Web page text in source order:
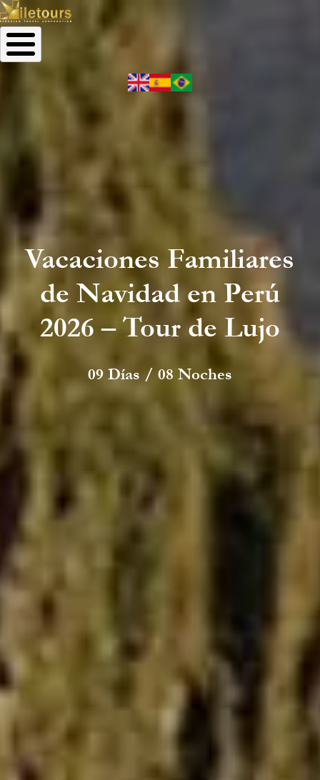
Vacaciones Familiares
de Navidad en Perú
2026 – Tour de Lujo
09 Días / 08 Noches